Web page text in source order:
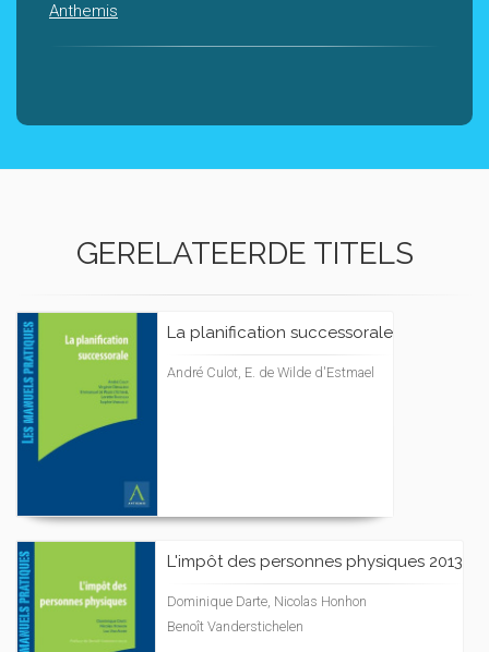
Anthemis
GERELATEERDE TITELS
La planification successorale
André Culot, E. de Wilde d'Estmael
L'impôt des personnes physiques 2013
Dominique Darte, Nicolas Honhon
Benoît Vanderstichelen